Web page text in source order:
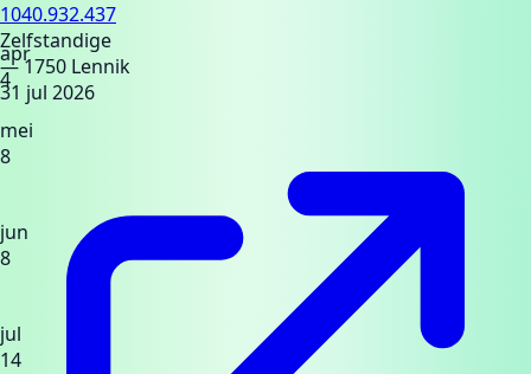
apr
4
mei
8
jun
8
jul
14
1040.932.437
Zelfstandige
— 1750 Lennik
31 jul 2026